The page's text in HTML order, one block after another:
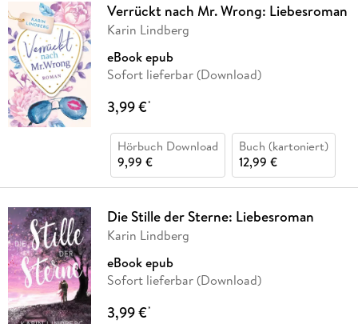
Verrückt nach Mr. Wrong: Liebesroman
Karin Lindberg
eBook epub
Sofort lieferbar (Download)
3,99 €*
Hörbuch Download
9,99 €
Buch (kartoniert)
12,99 €
Die Stille der Sterne: Liebesroman
Karin Lindberg
eBook epub
Sofort lieferbar (Download)
3,99 €*